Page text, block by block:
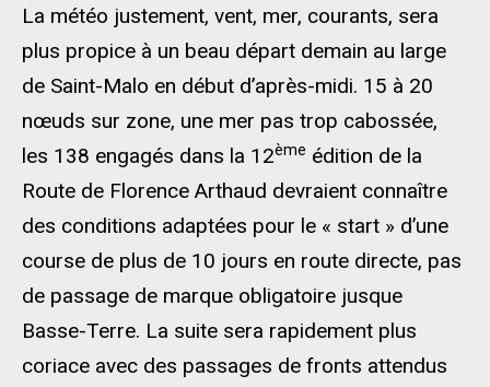
La météo justement, vent, mer, courants, sera
plus propice à un beau départ demain au large
de Saint-Malo en début d’après-midi. 15 à 20
nœuds sur zone, une mer pas trop cabossée,
les 138 engagés dans la 12ème édition de la
Route de Florence Arthaud devraient connaître
des conditions adaptées pour le « start » d’une
course de plus de 10 jours en route directe, pas
de passage de marque obligatoire jusque
Basse-Terre. La suite sera rapidement plus
coriace avec des passages de fronts attendus